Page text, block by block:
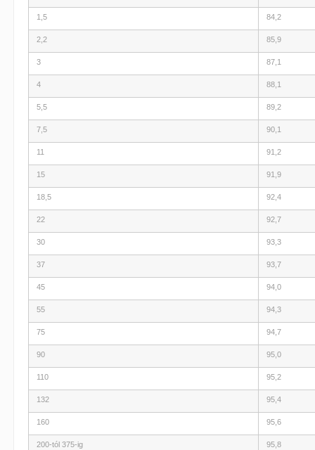
1,5 84,2
2,2 85,9
3 87,1
4 88,1
5,5 89,2
7,5 90,1
11 91,2
15 91,9
18,5 92,4
22 92,7
30 93,3
37 93,7
45 94,0
55 94,3
75 94,7
90 95,0
110 95,2
132 95,4
160 95,6
200-tól 375-ig 95,8